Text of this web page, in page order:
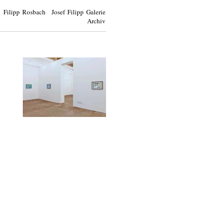
Filipp Rosbach Josef Filipp Galerie
Archiv